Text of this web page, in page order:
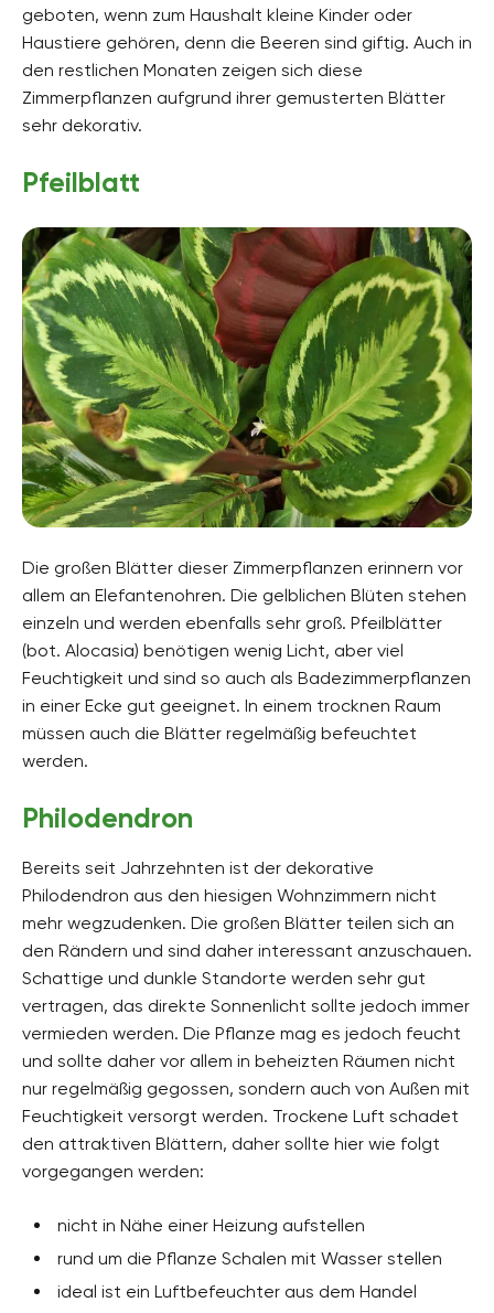
geboten, wenn zum Haushalt kleine Kinder oder
Haustiere gehören, denn die Beeren sind giftig. Auch in
den restlichen Monaten zeigen sich diese
Zimmerpflanzen aufgrund ihrer gemusterten Blätter
sehr dekorativ.
Pfeilblatt
Die großen Blätter dieser Zimmerpflanzen erinnern vor
allem an Elefantenohren. Die gelblichen Blüten stehen
einzeln und werden ebenfalls sehr groß. Pfeilblätter
(bot. Alocasia) benötigen wenig Licht, aber viel
Feuchtigkeit und sind so auch als Badezimmerpflanzen
in einer Ecke gut geeignet. In einem trocknen Raum
müssen auch die Blätter regelmäßig befeuchtet
werden.
Philodendron
Bereits seit Jahrzehnten ist der dekorative
Philodendron aus den hiesigen Wohnzimmern nicht
mehr wegzudenken. Die großen Blätter teilen sich an
den Rändern und sind daher interessant anzuschauen.
Schattige und dunkle Standorte werden sehr gut
vertragen, das direkte Sonnenlicht sollte jedoch immer
vermieden werden. Die Pflanze mag es jedoch feucht
und sollte daher vor allem in beheizten Räumen nicht
nur regelmäßig gegossen, sondern auch von Außen mit
Feuchtigkeit versorgt werden. Trockene Luft schadet
den attraktiven Blättern, daher sollte hier wie folgt
vorgegangen werden:
nicht in Nähe einer Heizung aufstellen
rund um die Pflanze Schalen mit Wasser stellen
ideal ist ein Luftbefeuchter aus dem Handel